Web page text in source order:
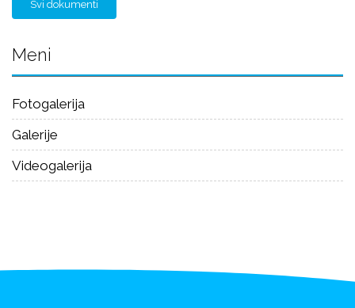
Svi dokumenti
Meni
Fotogalerija
Galerije
Videogalerija